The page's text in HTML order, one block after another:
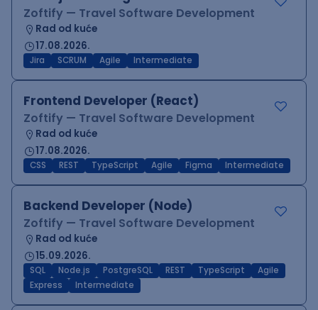
Zoftify — Travel Software Development
Rad od kuće
17.08.2026.
Jira SCRUM Agile Intermediate
Frontend Developer (React)
Zoftify — Travel Software Development
Rad od kuće
17.08.2026.
CSS REST TypeScript Agile Figma Intermediate
Backend Developer (Node)
Zoftify — Travel Software Development
Rad od kuće
15.09.2026.
SQL Node.js PostgreSQL REST TypeScript
Agile
Express
Intermediate